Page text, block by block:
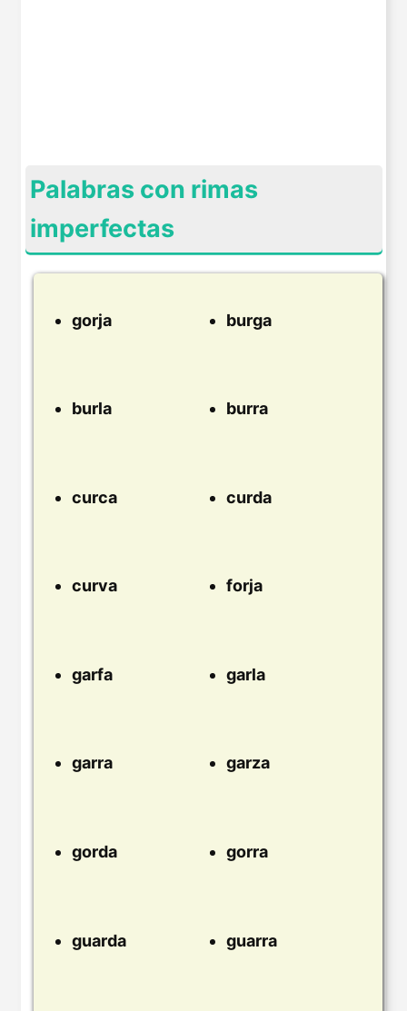
Palabras con rimas
imperfectas
gorja burga
burla burra
curca curda
curva forja
garfa garla
garra garza
gorda gorra
guarda guarra